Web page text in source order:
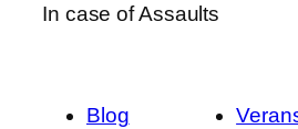
In case of Assaults
Blog